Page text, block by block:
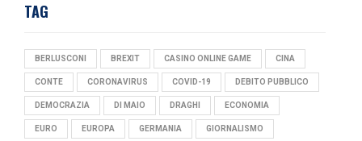
TAG
BERLUSCONI BREXIT CASINO ONLINE GAME CINA
CONTE CORONAVIRUS COVID-19 DEBITO PUBBLICO
DEMOCRAZIA DI MAIO DRAGHI ECONOMIA
EURO EUROPA GERMANIA GIORNALISMO